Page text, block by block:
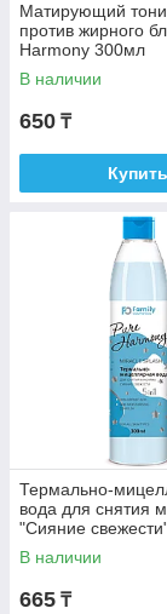
Матирующий
против жирного
Harmony 300мл
В наличии
650 ₸
Купить
Термально-
вода для снятия
"Сияние
Harmony 300мл
В наличии
665 ₸